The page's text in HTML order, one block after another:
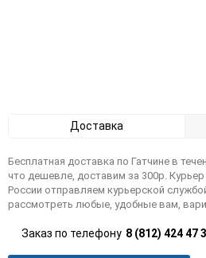
Доставка
Бесплатная доставка по Гатчине в
что дешевле, доставим за 300р.
России отправляем курьерской
рассмотреть любые, удобные вам,
Заказ по телефону 8 (812) 424 47